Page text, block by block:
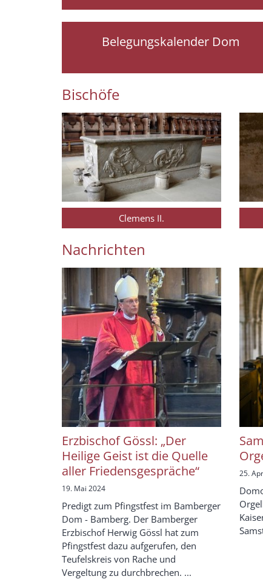
Belegungskalender Dom
Bischöfe
Clemens II.
Nachrichten
Erzbischof Gössl: „Der
Heilige Geist ist die Quelle
aller Friedensgespräche“
19. Mai 2024
Predigt zum Pfingstfest im Bamberger
Dom - Bamberg. Der Bamberger
Erzbischof Herwig Gössl hat zum
Pfingstfest dazu aufgerufen, den
Teufelskreis von Rache und
Vergeltung zu durchbrechen. ...
25.